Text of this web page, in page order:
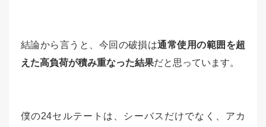
結論から言うと、今回の破損は通常使用の範囲を超
えた高負荷が積み重なった結果だと思っています。
僕の24セルテートは、シーバスだけでなく、アカ